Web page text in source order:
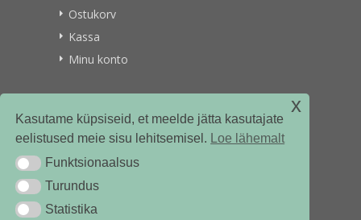
Kasutame küpsiseid, et meelde jätta kasutajate
eelistused meie sisu lehitsemisel. Loe lähemalt
Funktsionaalsus
Funktsionaalsus
TurundusTurundus
StatistikaStatistika
x
Ostukorv
Kassa
Minu konto
VITAMIINIKULLER.EE